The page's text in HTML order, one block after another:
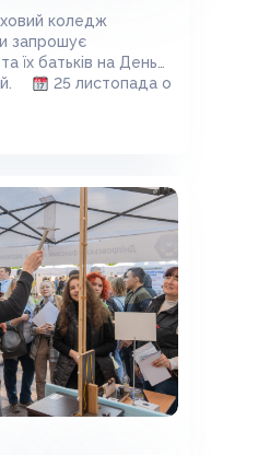
коледж
запрошує
їх батьків на День
⠀
25 листопада о
Покажемо
навчання
питання та
вектор навчання
вступника.